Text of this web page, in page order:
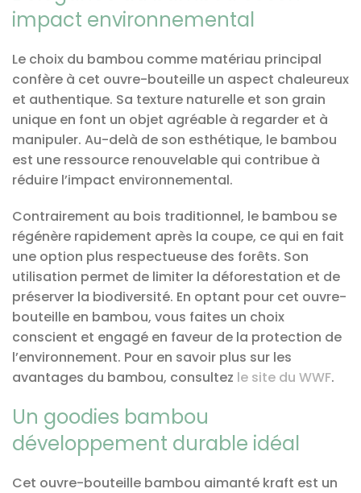
impact environnemental
Le choix du bambou comme matériau principal
confère à cet ouvre-bouteille un aspect chaleureux
et authentique. Sa texture naturelle et son grain
unique en font un objet agréable à regarder et à
manipuler. Au-delà de son esthétique, le bambou
est une ressource renouvelable qui contribue à
réduire l’impact environnemental.
Contrairement au bois traditionnel, le bambou se
régénère rapidement après la coupe, ce qui en fait
une option plus respectueuse des forêts. Son
utilisation permet de limiter la déforestation et de
préserver la biodiversité. En optant pour cet ouvre-
bouteille en bambou, vous faites un choix
conscient et engagé en faveur de la protection de
l’environnement. Pour en savoir plus sur les
avantages du bambou, consultez le site du WWF.
Un goodies bambou
développement durable idéal
Cet ouvre-bouteille bambou aimanté kraft est un